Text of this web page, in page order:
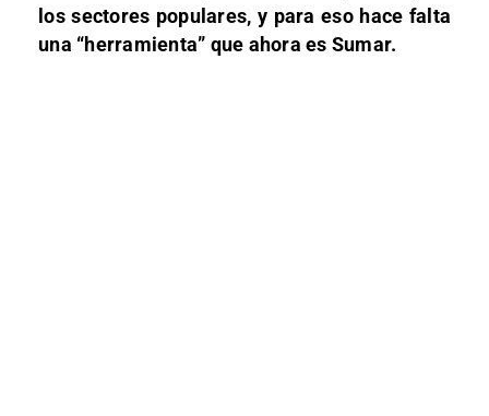
los sectores populares, y para eso hace falta
una “herramienta” que ahora es Sumar.